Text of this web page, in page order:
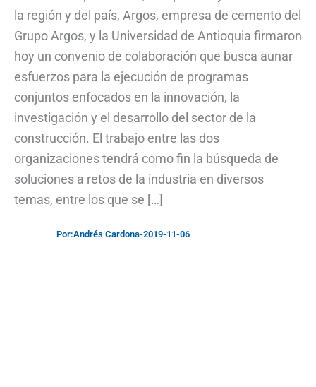
la región y del país, Argos, empresa de cemento del
Grupo Argos, y la Universidad de Antioquia firmaron
hoy un convenio de colaboración que busca aunar
esfuerzos para la ejecución de programas
conjuntos enfocados en la innovación, la
investigación y el desarrollo del sector de la
construcción. El trabajo entre las dos
organizaciones tendrá como fin la búsqueda de
soluciones a retos de la industria en diversos
temas, entre los que se […]
Por:Andrés Cardona-2019-11-06